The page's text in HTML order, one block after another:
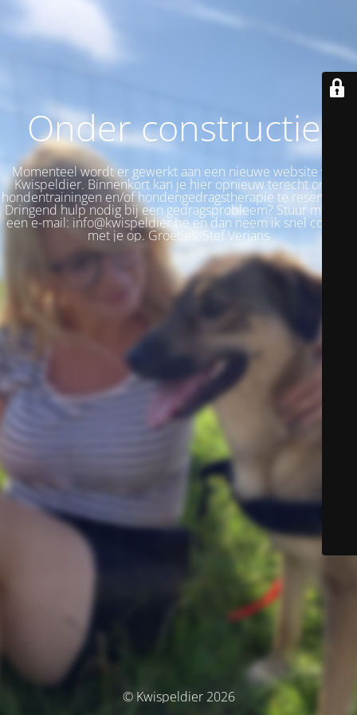
Onder constructie!
Momenteel wordt er gewerkt aan een nieuwe website voor
Kwispeldier. Binnenkort kan je hier opnieuw terecht om je
hondentrainingen en/of hondengedragstherapie te reserveren.
Dringend hulp nodig bij een gedragsprobleem? Stuur me dan
een e-mail: info@kwispeldier.be en dan neem ik snel contact
met je op. Groetjes, Stef Verjans
© Kwispeldier 2026